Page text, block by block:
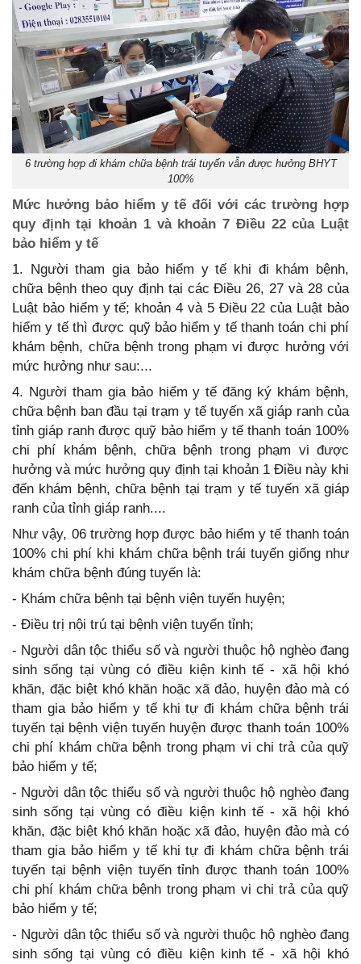
6 trường hợp đi khám chữa bệnh trái tuyến vẫn được hưởng BHYT
100%
Mức hưởng bảo hiểm y tế đối với các trường hợp
quy định tại khoản 1 và khoản 7 Điều 22 của Luật
bảo hiểm y tế
1. Người tham gia bảo hiểm y tế khi đi khám bệnh,
chữa bệnh theo quy định tại các Điều 26, 27 và 28 của
Luật bảo hiểm y tế; khoản 4 và 5 Điều 22 của Luật bảo
hiểm y tế thì được quỹ bảo hiểm y tế thanh toán chi phí
khám bệnh, chữa bệnh trong phạm vi được hưởng với
mức hưởng như sau:...
4. Người tham gia bảo hiểm y tế đăng ký khám bệnh,
chữa bệnh ban đầu tại trạm y tế tuyến xã giáp ranh của
tỉnh giáp ranh được quỹ bảo hiểm y tế thanh toán 100%
chi phí khám bệnh, chữa bệnh trong phạm vi được
hưởng và mức hưởng quy định tại khoản 1 Điều này khi
đến khám bệnh, chữa bệnh tại trạm y tế tuyến xã giáp
ranh của tỉnh giáp ranh....
Như vậy, 06 trường hợp được bảo hiểm y tế thanh toán
100% chi phí khi khám chữa bệnh trái tuyến giống như
khám chữa bệnh đúng tuyến là:
- Khám chữa bệnh tại bệnh viện tuyến huyện;
- Điều trị nội trú tại bệnh viện tuyến tỉnh;
- Người dân tộc thiểu số và người thuộc hộ nghèo đang
sinh sống tại vùng có điều kiện kinh tế - xã hội khó
khăn, đặc biệt khó khăn hoặc xã đảo, huyện đảo mà có
tham gia bảo hiểm y tế khi tự đi khám chữa bệnh trái
tuyến tại bệnh viện tuyến huyện được thanh toán 100%
chi phí khám chữa bệnh trong phạm vi chi trả của quỹ
bảo hiểm y tế;
- Người dân tộc thiểu số và người thuộc hộ nghèo đang
sinh sống tại vùng có điều kiện kinh tế - xã hội khó
khăn, đặc biệt khó khăn hoặc xã đảo, huyện đảo mà có
tham gia bảo hiểm y tế khi tự đi khám chữa bệnh trái
tuyến tại bệnh viện tuyến tỉnh được thanh toán 100%
chi phí khám chữa bệnh trong phạm vi chi trả của quỹ
bảo hiểm y tế;
- Người dân tộc thiểu số và người thuộc hộ nghèo đang
sinh sống tại vùng có điều kiện kinh tế - xã hội khó